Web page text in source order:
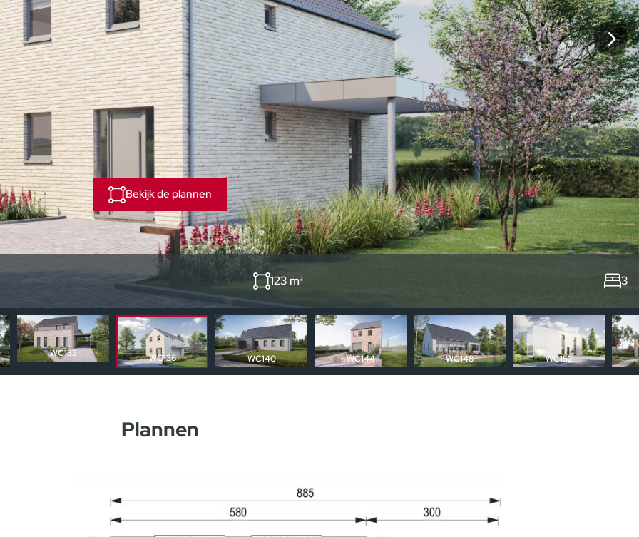
Bekijk de plannen
123 m² 3
WC132 WC136 WC140 WC144 WC148 WC152
Plannen